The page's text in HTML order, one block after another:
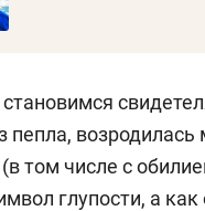
пепла,
том числе с
глупости, а